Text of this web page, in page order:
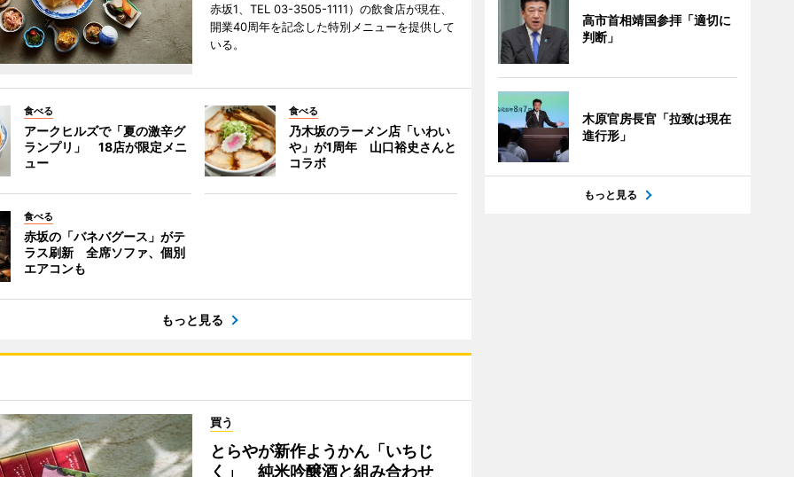
赤坂1、TEL 03-3505-1111）の飲食店が現在、
開業40周年を記念した特別メニューを提供して
いる。
食べる
アークヒルズで「夏の激辛グ
ランプリ」 18店が限定メニ
ュー
食べる
乃木坂のラーメン店「いわい
や」が1周年 山口裕史さんと
コラボ
食べる
赤坂の「バネバグース」がテ
ラス刷新 全席ソファ、個別
エアコンも
もっと見る
買う
とらやが新作ようかん「いちじ
く」 純米吟醸酒と組み合わせ
高市首相靖国参拝「適切に
判断」
木原官房長官「拉致は現在
進行形」
もっと見る